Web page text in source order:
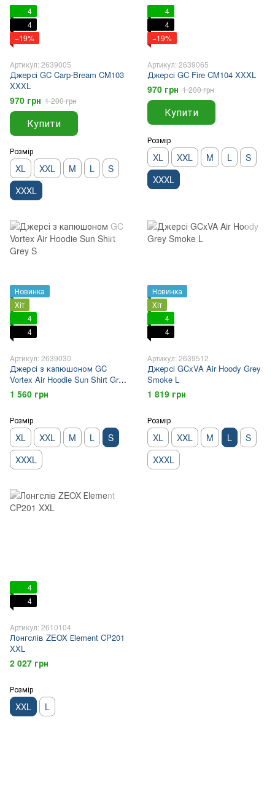
4
4
−19%
Артикул: 2639005
Джерсі GC Carp-Bream CM103
XXXL
970 грн 1 200 грн
Купити
Розмір
XL XXL M L
S
XXXL
4
4
−19%
Артикул: 2639065
Джерсі GC Fire CM104 XXXL
970 грн 1 200 грн
Купити
Розмір
XL XXL M L
S
XXXL
Новинка
Хіт
4
4
Артикул: 2639030
Джерсі з капюшоном GC
Vortex Air Hoodie Sun Shirt Grey
S
1 560 грн
Розмір
XL XXL M L
S
XXXL
Новинка
Хіт
4
4
Артикул: 2639512
Джерсі GCxVA Air Hoody Grey
Smoke L
1 819 грн
Розмір
XL XXL M L
S
XXXL
4
4
Артикул: 2610104
Лонгслів ZEOX Еlement CP201
XXL
2 027 грн
Розмір
XXL L